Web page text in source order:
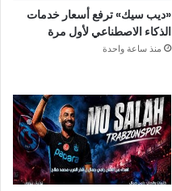
«ديب سيك» ترفع أسعار خدمات
الذكاء الاصطناعي لأول مرة
منذ ساعة واحدة